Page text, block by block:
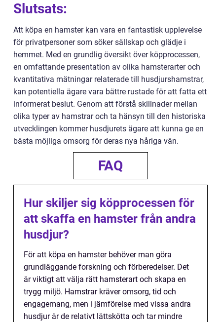
Slutsats:
Att köpa en hamster kan vara en fantastisk upplevelse
för privatpersoner som söker sällskap och glädje i
hemmet. Med en grundlig översikt över köpprocessen,
en omfattande presentation av olika hamsterarter och
kvantitativa mätningar relaterade till husdjurshamstrar,
kan potentiella ägare vara bättre rustade för att fatta ett
informerat beslut. Genom att förstå skillnader mellan
olika typer av hamstrar och ta hänsyn till den historiska
utvecklingen kommer husdjurets ägare att kunna ge en
bästa möjliga omsorg för deras nya håriga vän.
FAQ
Hur skiljer sig köpprocessen för
att skaffa en hamster från andra
husdjur?
För att köpa en hamster behöver man göra
grundläggande forskning och förberedelser. Det
är viktigt att välja rätt hamsterart och skapa en
trygg miljö. Hamstrar kräver omsorg, tid och
engagemang, men i jämförelse med vissa andra
husdjur är de relativt lättskötta och tar mindre